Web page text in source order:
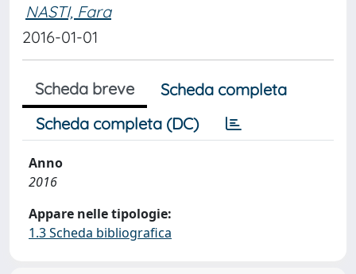
NASTI, Fara
2016-01-01
Scheda breve
Scheda completa
Scheda completa (DC)
Anno
2016
Appare nelle tipologie:
1.3 Scheda bibliografica